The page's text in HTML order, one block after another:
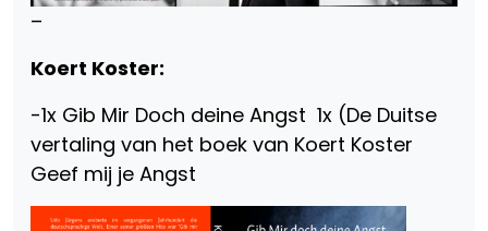
–
Koert Koster:
-1x Gib Mir Doch deine Angst 1x (De Duitse
vertaling van het boek van Koert Koster
Geef mij je Angst